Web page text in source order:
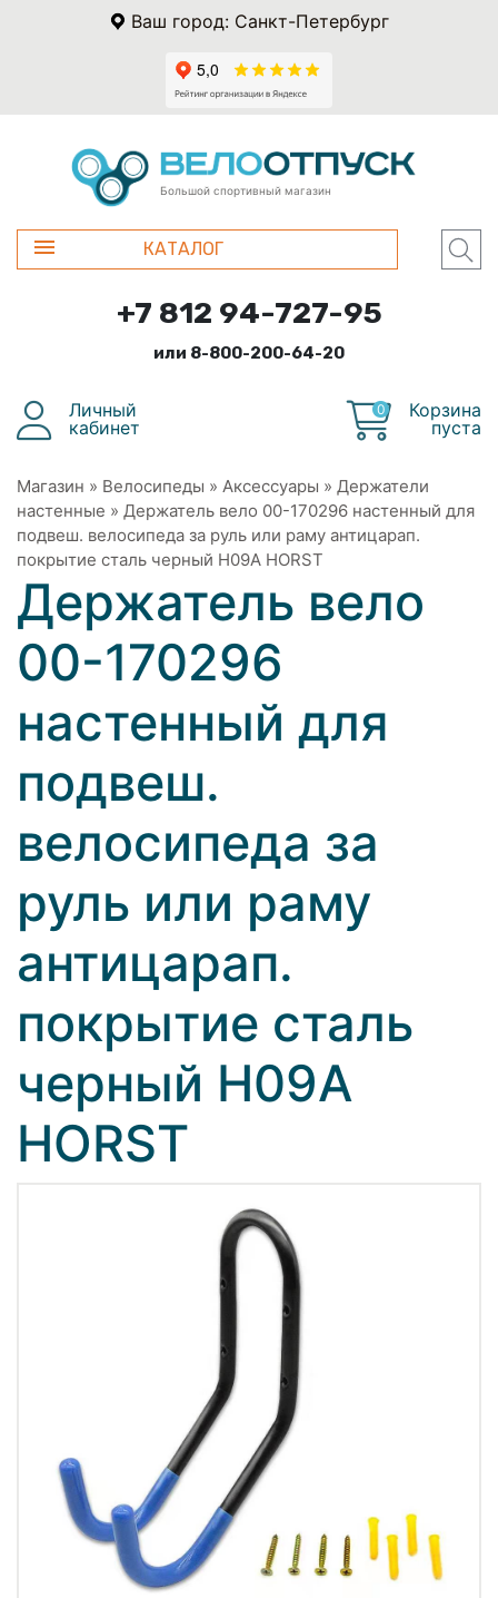
Ваш город: Санкт-Петербург
Большой спортивный магазин
КАТАЛОГ
+7 812 94-727-95
или 8-800-200-64-20
Личный
кабинет
0
Корзина
пуста
Магазин » Велосипеды » Аксессуары » Держатели
настенные » Держатель вело 00-170296 настенный для
подвеш. велосипеда за руль или раму антицарап.
покрытие сталь черный H09A HORST
Держатель вело
00-170296
настенный для
подвеш.
велосипеда за
руль или раму
антицарап.
покрытие сталь
черный H09A
HORST